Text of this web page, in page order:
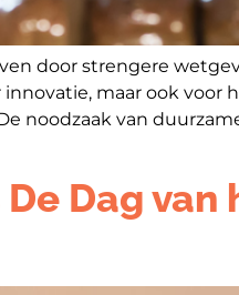
door strengere
maar ook voor
noodzaak van
Dag